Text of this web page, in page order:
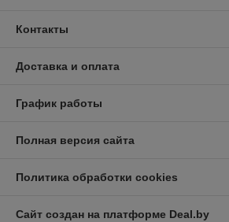
Контакты
Доставка и оплата
График работы
Полная версия сайта
Политика обработки cookies
Сайт создан на платформе Deal.by